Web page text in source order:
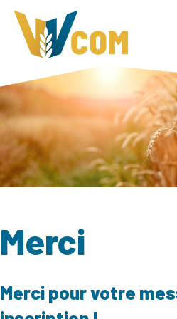
Merci
Merci pour votre